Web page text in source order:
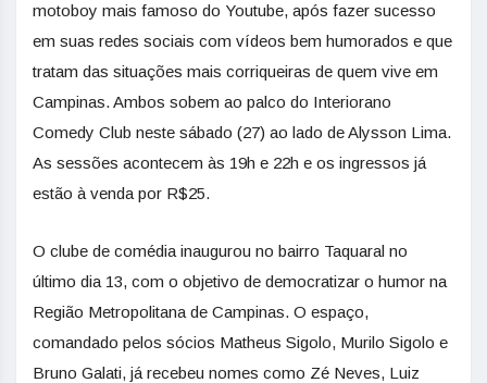
motoboy mais famoso do Youtube, após fazer sucesso
em suas redes sociais com vídeos bem humorados e que
tratam das situações mais corriqueiras de quem vive em
Campinas. Ambos sobem ao palco do Interiorano
Comedy Club neste sábado (27) ao lado de Alysson Lima.
As sessões acontecem às 19h e 22h e os ingressos já
estão à venda por R$25.
O clube de comédia inaugurou no bairro Taquaral no
último dia 13, com o objetivo de democratizar o humor na
Região Metropolitana de Campinas. O espaço,
comandado pelos sócios Matheus Sigolo, Murilo Sigolo e
Bruno Galati, já recebeu nomes como Zé Neves, Luiz